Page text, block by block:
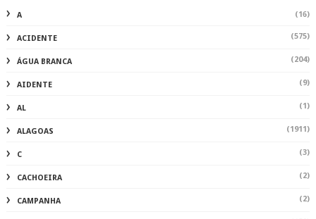
A (16)
ACIDENTE (575)
ÁGUA BRANCA (204)
AIDENTE (9)
AL (1)
ALAGOAS (1911)
C (3)
CACHOEIRA (2)
CAMPANHA (2)